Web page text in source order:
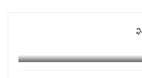
الداخلية محافظة رفح تزور عوائل